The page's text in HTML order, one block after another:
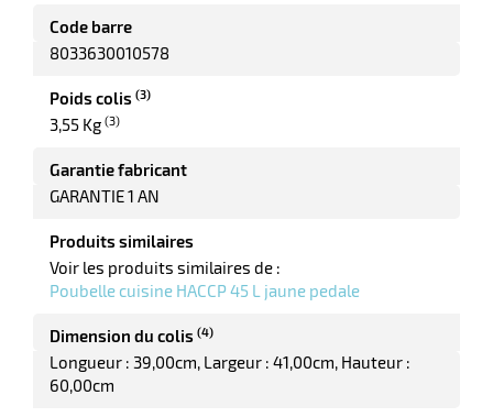
Code barre
8033630010578
Poids colis (3)
3,55 Kg (3)
Garantie fabricant
GARANTIE 1 AN
Produits similaires
Voir les produits similaires de :
Poubelle cuisine HACCP 45 L jaune pedale
Dimension du colis (4)
Longueur : 39,00cm Largeur : 41,00cm Hauteur :
60,00cm